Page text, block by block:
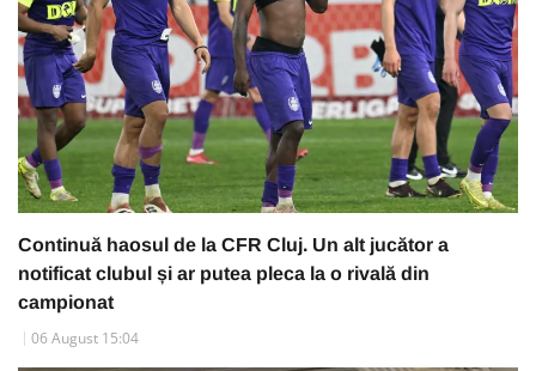
Continuă haosul de la CFR Cluj. Un alt jucător a
notificat clubul și ar putea pleca la o rivală din
campionat
06 August 15:04